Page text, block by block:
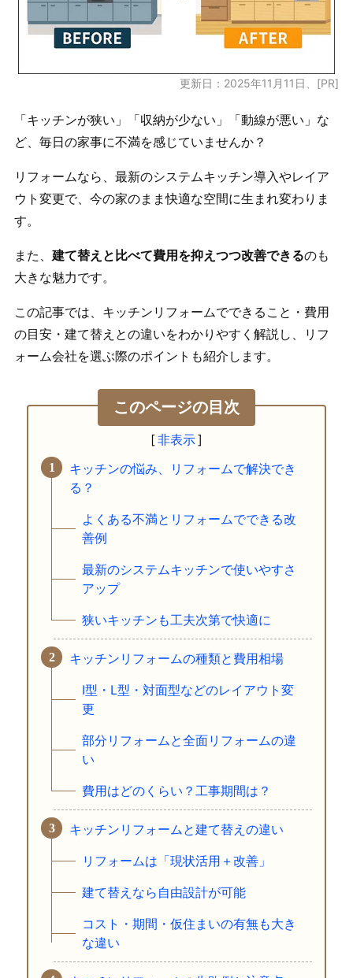
更新日：2025年11月11日、[PR]
「キッチンが狭い」「収納が少ない」「動線が悪い」な
ど、毎日の家事に不満を感じていませんか？
リフォームなら、最新のシステムキッチン導入やレイア
ウト変更で、今の家のまま快適な空間に生まれ変わりま
す。
また、 建て替えと比べて費用を抑えつつ改善できるのも
大きな魅力です。
この記事では、キッチンリフォームでできること・費用
の目安・建て替えとの違いをわかりやすく解説し、リフ
ォーム会社を選ぶ際のポイントも紹介します。
このページの目次
キッチンの悩み、リフォームで解決でき
る？
よくある不満とリフォームでできる改
善例
最新のシステムキッチンで使いやすさ
アップ
狭いキッチンも工夫次第で快適に
キッチンリフォームの種類と費用相場
I型・L型・対面型などのレイアウト変
更
部分リフォームと全面リフォームの違
い
費用はどのくらい？工事期間は？
キッチンリフォームと建て替えの違い
リフォームは「現状活用＋改善」
建て替えなら自由設計が可能
コスト・期間・仮住まいの有無も大き
な違い